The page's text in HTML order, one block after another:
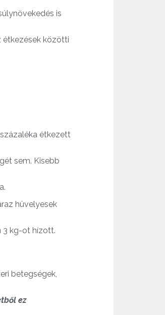
is
étkezések közötti
étkezett
sem. Kisebb
hüvelyesek
3 kg-ot hízott.
betegségek,
ez